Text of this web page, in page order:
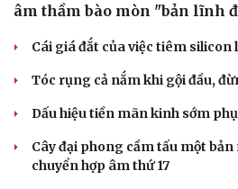
âm thầm bào mòn "bản lĩnh
Cái giá đắt của việc tiêm silicon
Tóc rụng cả nắm khi gội đầu,
Dấu hiệu tiền mãn kinh sớm
Cây đại phong cầm tấu một
chuyển hợp âm thứ 17